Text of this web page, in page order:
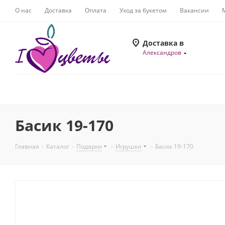
О нас Доставка Оплата Уход за букетом Вакансии
Доставка в
Александров
Басик 19-170
Главная - Каталог - Подарки - Игрушки - Басик 19-170